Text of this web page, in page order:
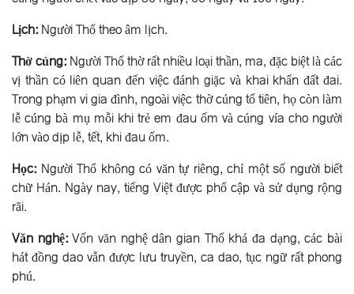
Lịch:Người Thổ theo âm lịch.
Thờ cúng:Người Thổ thờ rất nhiều loại thần, ma, đặc biệt là các
vị thần có liên quan đến việc đánh giặc và khai khẩn đất đai.
Trong phạm vi gia đình, ngoài việc thờ cúng tổ tiên, họ còn làm
lễ cúng bà mụ mỗi khi trẻ em đau ốm và cúng vía cho người
lớn vào dịp lễ, tết, khi đau ốm.
Học: Người Thổ không có văn tự riêng, chỉ một số người biết
chữ Hán. Ngày nay, tiếng Việt được phổ cập và sử dụng rộng
rãi.
Văn nghệ:Vốn văn nghệ dân gian Thổ khá đa dạng, các bài
hát đồng dao vẫn được lưu truyền, ca dao, tục ngữ rất phong
phú.